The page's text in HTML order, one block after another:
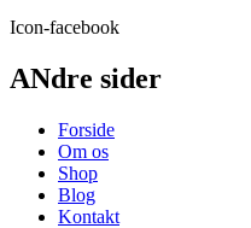
Icon-facebook
ANdre sider
Forside
Om os
Shop
Blog
Kontakt